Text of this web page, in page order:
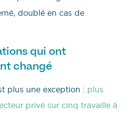
doublé en cas de
qui ont
changé
plus une exception : plus
privé sur cinq travaille à